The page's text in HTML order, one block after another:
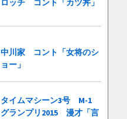
ロッチ コント「カツ丼」
中川家 コント「女将のシ
ョー」
タイムマシーン3号 M-1
グランプリ2015 漫才「言